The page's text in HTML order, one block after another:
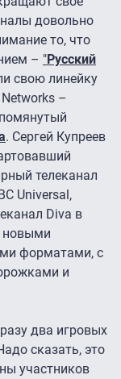
довольно
то, что
– "Русский
свою линейку
–
. Сергей Купреев
телеканал
Universal,
Diva в
новыми
форматами, с
и
два игровых
сказать, это
участников